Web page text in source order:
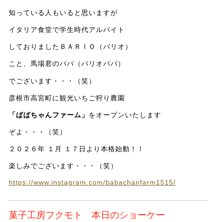
知っている人もいると思いますが
イタリア食堂で学生時代アルバイト
しておりましたＢＡＲＩＯ（バリオ）
こと、馬場君のパパ（バリオパパ）
でございます・・・（笑）
彦根市高宮町に観光いちご狩り農園
「ばばちゃんファーム」 をオープンいたします
ぞよ・・・（笑）
２０２６年 １月 １７日より本格始動！！
楽しみでございます・・・（笑）
https://www.instagram.com/babachanfarm1515/
菓子工房フクモト 本日のショーケー